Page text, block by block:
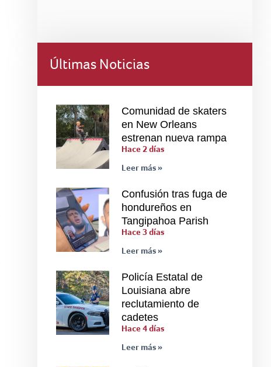
Últimas Noticias
Comunidad de skaters
en New Orleans
estrenan nueva rampa
Hace 2 días
Leer más »
Confusión tras fuga de
hondureños en
Tangipahoa Parish
Hace 3 días
Leer más »
Policía Estatal de
Louisiana abre
reclutamiento de
cadetes
Hace 4 días
Leer más »